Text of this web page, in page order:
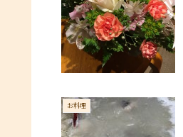
お料理